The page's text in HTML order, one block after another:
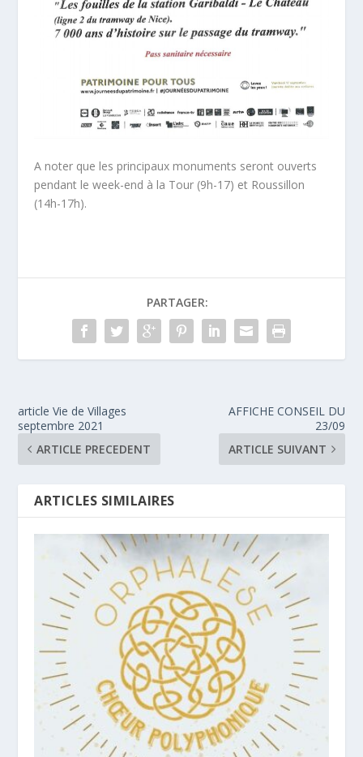
A noter que les principaux monuments seront ouverts
pendant le week-end à la Tour (9h-17) et Roussillon
(14h-17h).
PARTAGER:
article Vie de Villages
septembre 2021
ARTICLE PRECEDENT
AFFICHE CONSEIL DU
23/09
ARTICLE SUIVANT
ARTICLES SIMILAIRES